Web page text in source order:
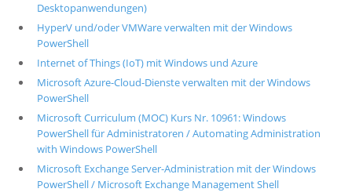
Desktopanwendungen)
HyperV und/oder VMWare verwalten mit der Windows
PowerShell
Internet of Things (IoT) mit Windows und Azure
Microsoft Azure-Cloud-Dienste verwalten mit der Windows
PowerShell
Microsoft Curriculum (MOC) Kurs Nr. 10961: Windows
PowerShell für Administratoren / Automating Administration
with Windows PowerShell
Microsoft Exchange Server-Administration mit der Windows
PowerShell / Microsoft Exchange Management Shell